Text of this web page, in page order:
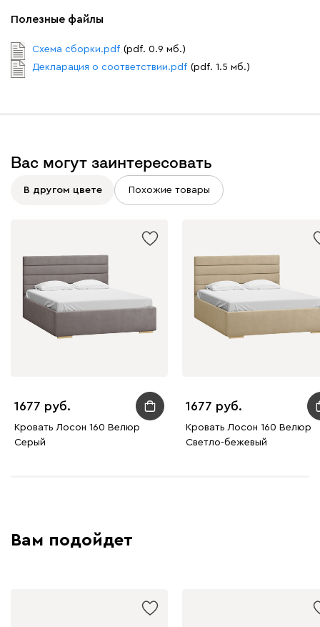
Графит Серый Терракота
Полезные файлы
Схема сборки.pdf (pdf. 0.9 мб.)
Декларация о соответствии.pdf (pdf. 1.5 мб.)
Вас могут заинтересовать
В другом цвете Похожие товары
1677
Кровать Лосон 160 Велюр
Серый
1677
Кровать Лосон 160 Велюр
Светло-бежевый
Вам подойдет